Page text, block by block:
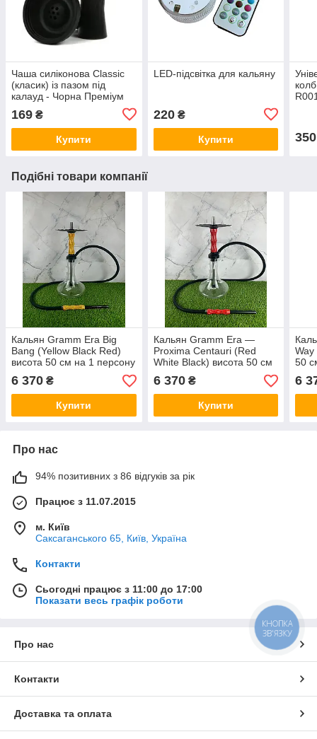
Чаша силіконова Classic
(класик) із пазом під
калауд - Чорна Преміум
169 ₴
Купити
LED-підсвітка для кальяну
220₴
Купити 350
Подібні товари компанії
Кальян Gramm Era Big
Bang (Yellow Black Red)
висота 50 см на 1 персону
6 370 ₴
Купити
Кальян Gramm Era —
Proxima Centauri (Red
White Black) висота 50 см
на 1 персону
6 370₴
Купити
Way
50
6
Про нас
94% позитивних з 86 відгуків за рік
Працює з 11.07.2015
м. Київ
Саксаганського 65, Київ, Україна
Контакти
Сьогодні працює з 11:00 до 17:00
Показати весь графік роботи
Про нас
Контакти
Доставка та оплата
КНОПКА
ЗВ'ЯЗКУ